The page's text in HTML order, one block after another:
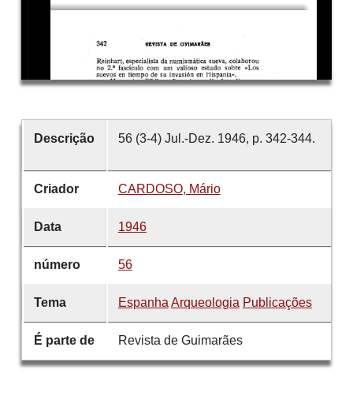
Descrição 56 (3-4) Jul.-Dez. 1946, p. 342-344.
Criador CARDOSO, Mário
Data 1946
número 56
Tema Espanha Arqueologia Publicações
É parte de Revista de Guimarães